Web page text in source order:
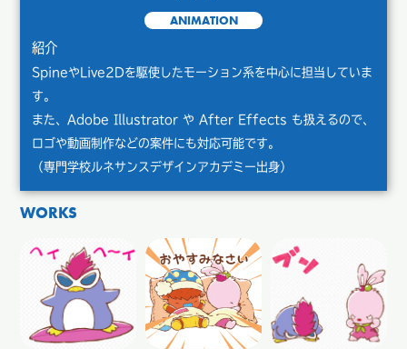
ANIMATION
紹介
SpineやLive2Dを駆使したモーション系を中心に担当していま
す。
また、Adobe Illustrator や After Effects も扱えるので、
ロゴや動画制作などの案件にも対応可能です。
（専門学校ルネサンスデザインアカデミー出身）
WORKS